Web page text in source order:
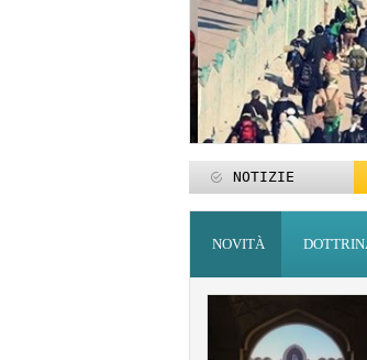
NOTIZIE
NOVITÀ